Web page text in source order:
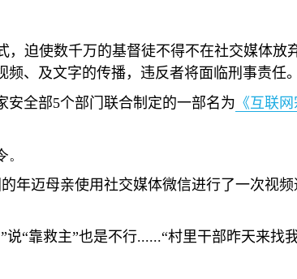
迫使数千万的基督徒不得不在社交媒体放
、及文字的传播，违反者将面临刑事责任。
安全部5个部门联合制定的一部名为 《互联
年迈母亲使用社交媒体微信进行了一次视
”说“靠救主”也是不行......“村里干部昨天来找